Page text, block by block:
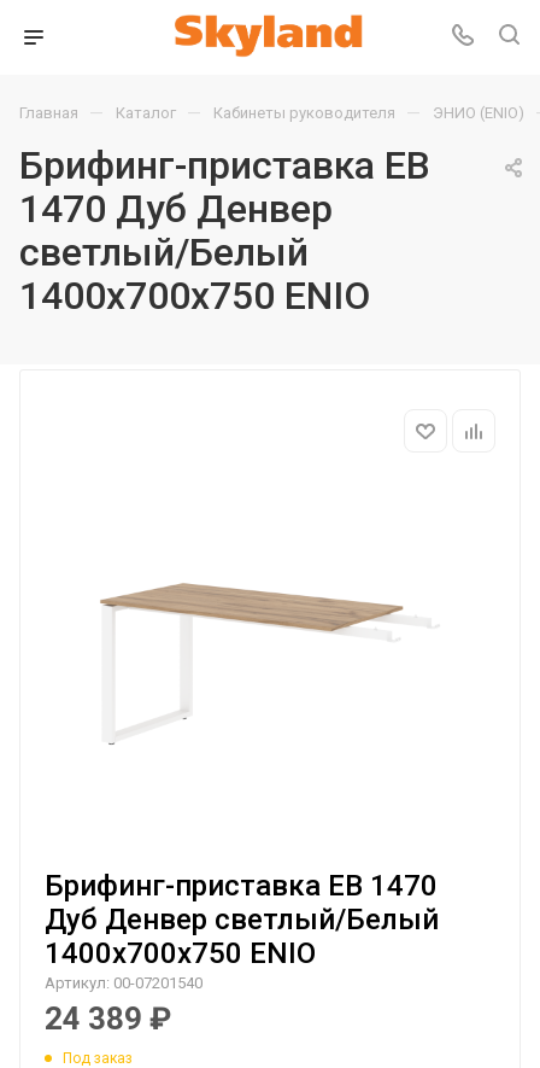
Главная — Каталог — Кабинеты руководителя — ЭНИО (ENIO)
Брифинг-приставка EB
1470 Дуб Денвер
светлый/Белый
1400х700х750 ENIO
Брифинг-приставка EB 1470
Дуб Денвер светлый/Белый
1400х700х750 ENIO
Артикул: 00-07201540
24 389 ₽
Под заказ